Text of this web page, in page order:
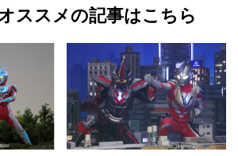
ススメの記事はこちら